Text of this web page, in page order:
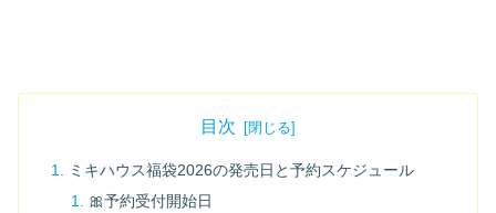
目次
ミキハウス福袋2026の発売日と予約スケジュール
🎀予約受付開始日